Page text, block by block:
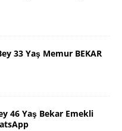
33 Yaş Memur BEKAR
46 Yaş Bekar Emekli